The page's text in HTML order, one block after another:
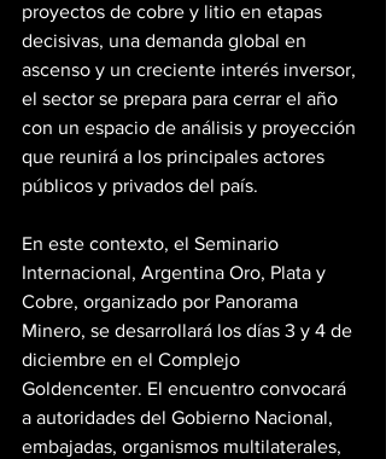
proyectos de cobre y litio en etapas
decisivas, una demanda global en
ascenso y un creciente interés inversor,
el sector se prepara para cerrar el año
con un espacio de análisis y proyección
que reunirá a los principales actores
públicos y privados del país.
En este contexto, el Seminario
Internacional, Argentina Oro, Plata y
Cobre, organizado por Panorama
Minero, se desarrollará los días 3 y 4 de
diciembre en el Complejo
Goldencenter. El encuentro convocará
a autoridades del Gobierno Nacional,
embajadas, organismos multilaterales,